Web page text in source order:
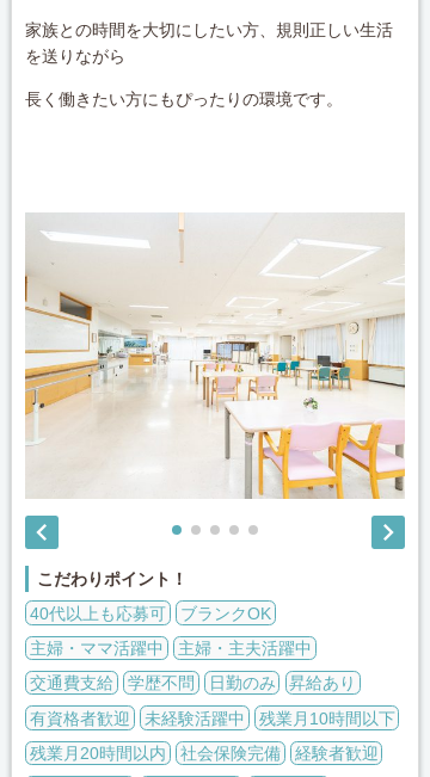
家族との時間を大切にしたい方、規則正しい生活
を送りながら
長く働きたい方にもぴったりの環境です。
 
こだわりポイント！
40代以上も応募可
ブランクOK
主婦・ママ活躍中
主婦・主夫活躍中
交通費支給
学歴不問 日勤のみ
昇給あり
有資格者歓迎
未経験活躍中
残業月10時間以下
残業月20時間以内
社会保険完備
経験者歓迎